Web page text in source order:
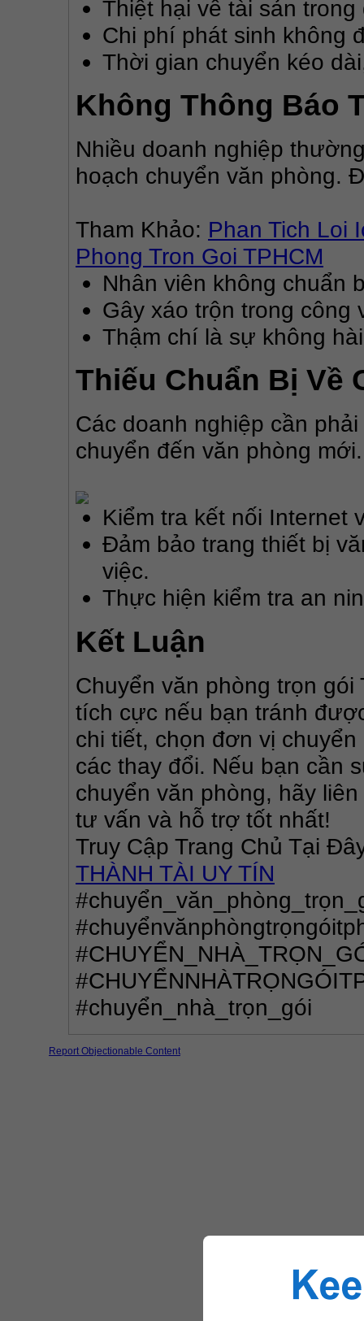
Thiệt hại về tài sản
Chi phí phát sinh không
Thời gian chuyển kéo
Không Thông Báo
Nhiều doanh nghiệp
hoạch chuyển văn phòng.
Tham Khảo: Phan Tich Loi
Phong Tron Goi TPHCM
Nhân viên không chuẩn
Gây xáo trộn trong công
Thậm chí là sự không
Thiếu Chuẩn Bị Về
Các doanh nghiệp cần
chuyển đến văn phòng
Kiểm tra kết nối Internet
Đảm bảo trang thiết bị
việc.
Thực hiện kiểm tra an
Kết Luận
Chuyển văn phòng trọn
tích cực nếu bạn tránh
chi tiết, chọn đơn vị
các thay đổi. Nếu bạn cần
chuyển văn phòng, hãy
tư vấn và hỗ trợ tốt nhất!
Truy Cập Trang Chủ Tại
THÀNH TÀI UY TÍN
#chuyển_nhà_trọn_gói
Report Objectionable Content